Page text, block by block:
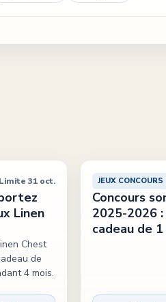
Limite 31 oct.
Linen
Chest
de
4 mois.
JEUX CONCOURS
Concours
2025-2026
cadeau de